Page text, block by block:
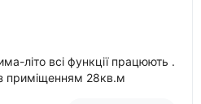
літо всі функції працюють .
з приміщенням 28кв.м